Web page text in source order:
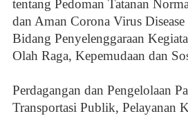
tentang Pedoman Tatanan
dan Aman Corona Virus
Bidang Penyelenggaraan
Olah Raga, Kepemudaan dan
Perdagangan dan Pengelolaan
Transportasi Publik, Pelayanan